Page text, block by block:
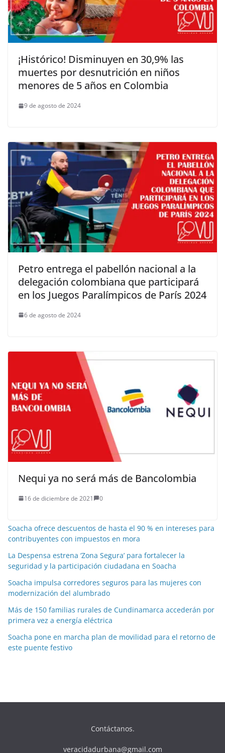
¡Histórico! Disminuyen en 30,9% las
muertes por desnutrición en niños
menores de 5 años en Colombia
9 de agosto de 2024
Petro entrega el pabellón nacional a la
delegación colombiana que participará
en los Juegos Paralímpicos de París 2024
6 de agosto de 2024
Nequi ya no será más de Bancolombia
16 de diciembre de 2021 0
Soacha ofrece descuentos de hasta el 90 % en intereses para
contribuyentes con impuestos en mora
La Despensa estrena ‘Zona Segura’ para fortalecer la
seguridad y la participación ciudadana en Soacha
Soacha impulsa corredores seguros para las mujeres con
modernización del alumbrado
Más de 150 familias rurales de Cundinamarca accederán por
primera vez a energía eléctrica
Soacha pone en marcha plan de movilidad para el retorno de
este puente festivo
Contáctanos.
veracidadurbana@gmail.com